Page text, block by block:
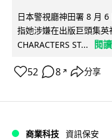
日本警視廳神田署 8 月
指她涉嫌在出版巨頭集英
CHARACTERS ST...
閱
52 8 ↗ 分享
商業科技 資訊保安